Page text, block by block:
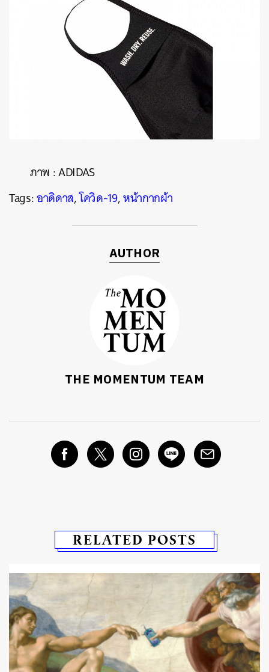
ภาพ : ADIDAS
Tags:อาดิดาส,โควิด-19,หน้ากากผ้า
AUTHOR
THE MOMENTUM TEAM
RELATED POSTS